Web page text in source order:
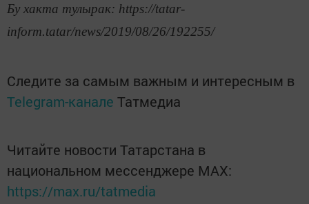
Бу хакта тулырак: https://tatar-
inform.tatar/news/2019/08/26/192255/
Следите за самым важным и интересным в
Telegram-канале Татмедиа
Читайте новости Татарстана в
национальном мессенджере MАХ:
https://max.ru/tatmedia